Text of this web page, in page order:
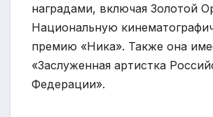
наградами, включая Золотой
Национальную
премию «Ника». Также она
«Заслуженная артистка
Федерации».